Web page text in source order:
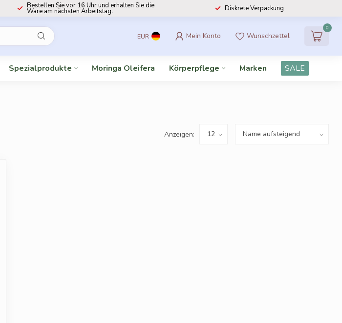
Bestellen Sie vor 16 Uhr und erhalten Sie die
Ware am nächsten Arbeitstag. Diskrete Verpackung
EUR Mein Konto Wunschzettel
0
Spezialprodukte Moringa Oleifera Körperpflege Marken SALE
Anzeigen: